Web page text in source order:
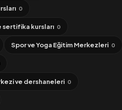
0
sertifika kursları 0
Spor ve Yoga Eğitim Merkezleri 0
ve dershaneleri 0